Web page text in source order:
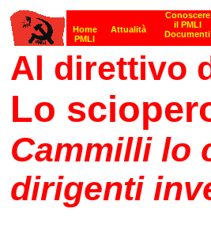
Al direttivo
Lo
Cammilli lo
dirigenti